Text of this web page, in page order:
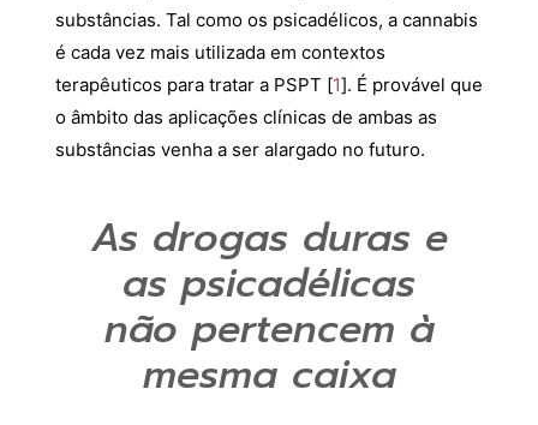
substâncias. Tal como os psicadélicos, a cannabis
é cada vez mais utilizada em contextos
terapêuticos para tratar a PSPT [1]. É provável que
o âmbito das aplicações clínicas de ambas as
substâncias venha a ser alargado no futuro.
As drogas duras e
as psicadélicas
não pertencem à
mesma caixa